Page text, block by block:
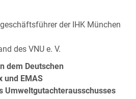
der IHK München
des VNU e. V.
dem Deutschen
und EMAS
Umweltgutachterausschusses